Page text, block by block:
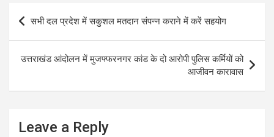
Post
navigation
सभी दल प्रदेश में सकुशल मतदान संपन्न कराने में करें सहयोग
उत्तराखंड आंदोलन में मुजफ्फरनगर कांड के दो आरोपी पुलिस कर्मियों को
आजीवन कारावास
Leave a Reply